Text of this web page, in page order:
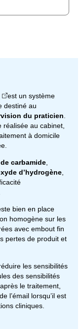
est un système
destiné au
du praticien
au cabinet,
à domicile
carbamide
d’hydrogène
bien en place
homogène sur les
avec embout fin
pertes de produit et
les sensibilités
des sensibilités
le traitement,
l’émail lorsqu’il est
cliniques.